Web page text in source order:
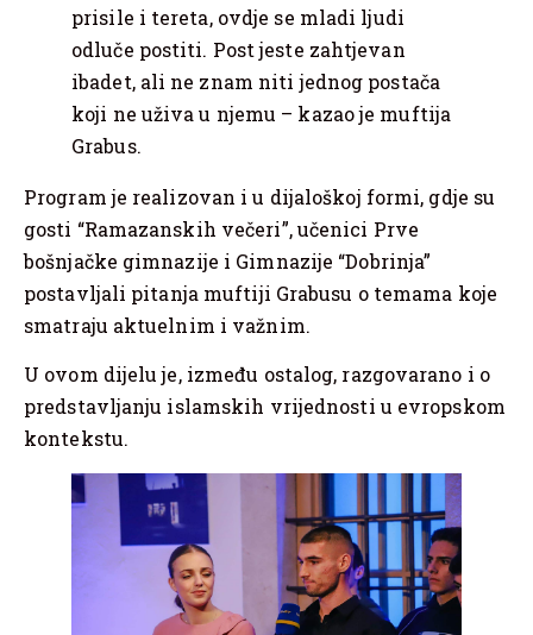
prisile i tereta, ovdje se mladi ljudi
odluče postiti. Post jeste zahtjevan
ibadet, ali ne znam niti jednog postača
koji ne uživa u njemu – kazao je muftija
Grabus.
Program je realizovan i u dijaloškoj formi, gdje su
gosti “Ramazanskih večeri”, učenici Prve
bošnjačke gimnazije i Gimnazije “Dobrinja”
postavljali pitanja muftiji Grabusu o temama koje
smatraju aktuelnim i važnim.
U ovom dijelu je, između ostalog, razgovarano i o
predstavljanju islamskih vrijednosti u evropskom
kontekstu.